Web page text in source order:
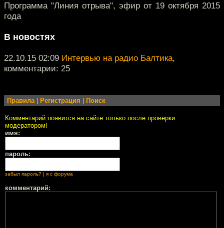
Программа "Линия отрыва", эфир от 19 октября 2015
года
В новостях
22.10.15 02:09 Интервью на радио Балтика,
комментарии: 25
Правила| Регистрация Поиск
Комментарий появится на сайте только после проверки
модератором!
имя:
пароль:
забыл пароль? я с форума
комментарий: